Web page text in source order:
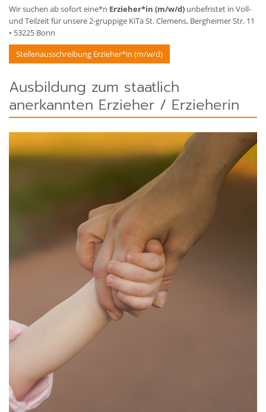
Wir suchen ab sofort eine*n Erzieher*in (m/w/d) unbefristet in Voll-
und Teilzeit für unsere 2-gruppige KiTa St. Clemens, Bergheimer Str. 11
• 53225 Bonn
Stellenausschreibung Erzieher*in (m/w/d)
Ausbildung zum staatlich
anerkannten Erzieher / Erzieherin